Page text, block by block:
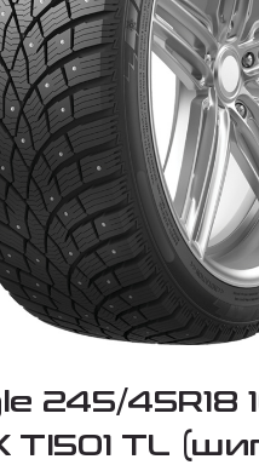
245/45R18
TI501 TL